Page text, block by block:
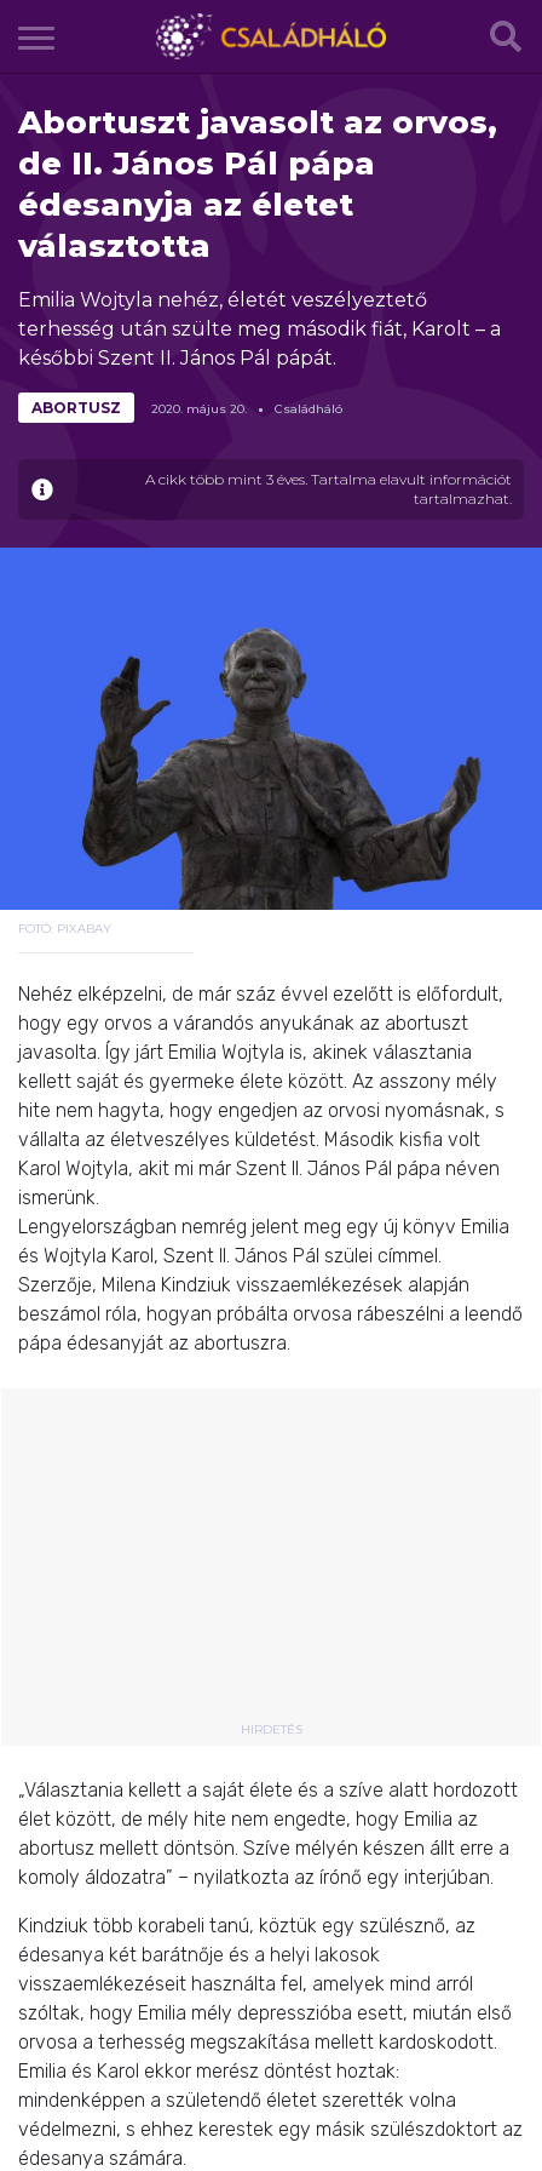
Abortuszt javasolt az orvos,
de II. János Pál pápa
édesanyja az életet
választotta
Emilia Wojtyla nehéz, életét veszélyeztető
terhesség után szülte meg második fiát, Karolt – a
későbbi Szent II. János Pál pápát.
A cikk több mint 3 éves. Tartalma elavult információt
tartalmazhat.
ABORTUSZ 2020. május 20. Családháló
FOTÓ: PIXABAY
Nehéz elképzelni, de már száz évvel ezelőtt is előfordult,
hogy egy orvos a várandós anyukának az abortuszt
javasolta. Így járt Emilia Wojtyla is, akinek választania
kellett saját és gyermeke élete között. Az asszony mély
hite nem hagyta, hogy engedjen az orvosi nyomásnak, s
vállalta az életveszélyes küldetést. Második kisfia volt
Karol Wojtyla, akit mi már Szent II. János Pál pápa néven
ismerünk.
Lengyelországban nemrég jelent meg egy új könyv Emilia
és Wojtyla Karol, Szent II. János Pál szülei címmel.
Szerzője, Milena Kindziuk visszaemlékezések alapján
beszámol róla, hogyan próbálta orvosa rábeszélni a leendő
pápa édesanyját az abortuszra.
HIRDETÉS
„Választania kellett a saját élete és a szíve alatt hordozott
élet között, de mély hite nem engedte, hogy Emilia az
abortusz mellett döntsön. Szíve mélyén készen állt erre a
komoly áldozatra” – nyilatkozta az írónő egy interjúban.
Kindziuk több korabeli tanú, köztük egy szülésznő, az
édesanya két barátnője és a helyi lakosok
visszaemlékezéseit használta fel, amelyek mind arról
szóltak, hogy Emilia mély depresszióba esett, miután első
orvosa a terhesség megszakítása mellett kardoskodott.
Emilia és Karol ekkor merész döntést hoztak:
mindenképpen a születendő életet szerették volna
védelmezni, s ehhez kerestek egy másik szülészdoktort az
édesanya számára.